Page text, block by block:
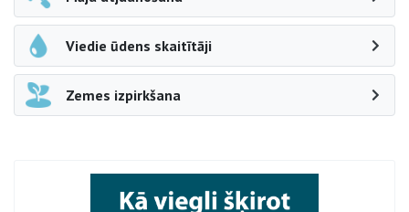
Viedie ūdens skaitītāji
Zemes izpirkšana